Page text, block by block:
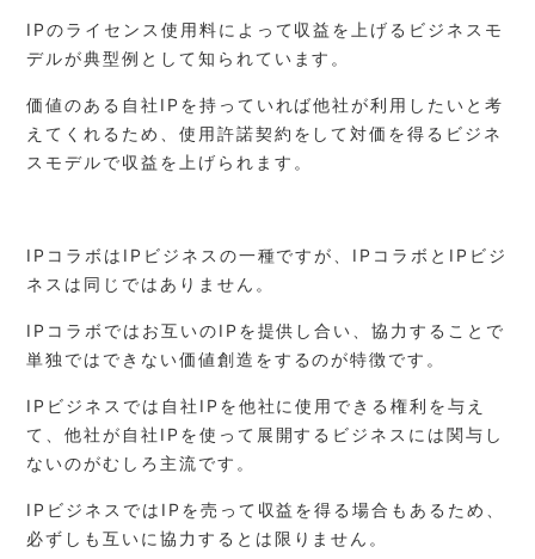
IPのライセンス使用料によって収益を上げるビジネスモ
デルが典型例として知られています。
価値のある自社IPを持っていれば他社が利用したいと考
えてくれるため、使用許諾契約をして対価を得るビジネ
スモデルで収益を上げられます。
IPコラボはIPビジネスの一種ですが、IPコラボとIPビジ
ネスは同じではありません。
IPコラボではお互いのIPを提供し合い、協力することで
単独ではできない価値創造をするのが特徴です。
IPビジネスでは自社IPを他社に使用できる権利を与え
て、他社が自社IPを使って展開するビジネスには関与し
ないのがむしろ主流です。
IPビジネスではIPを売って収益を得る場合もあるため、
必ずしも互いに協力するとは限りません。